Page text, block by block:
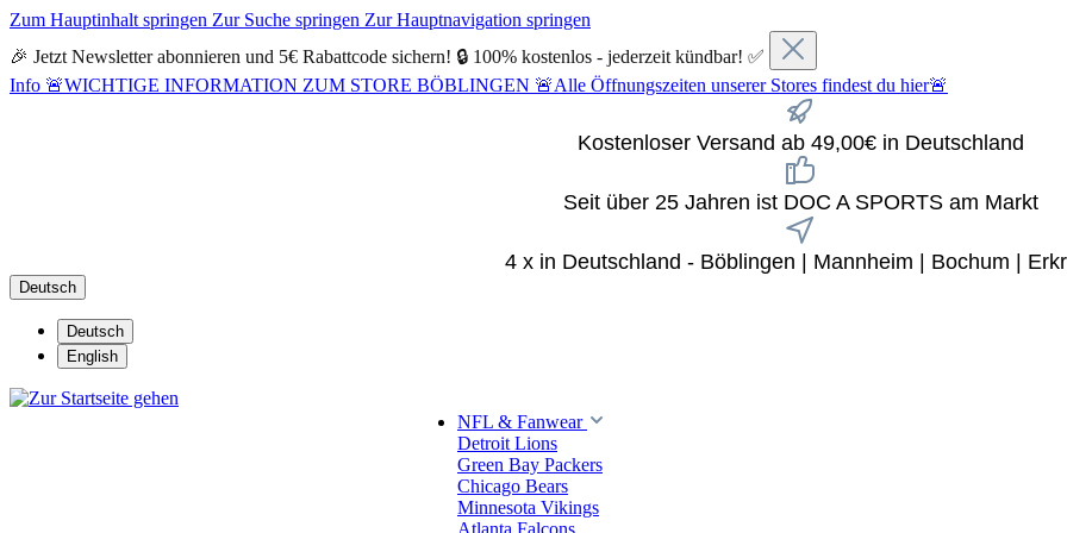
Zum Hauptinhalt springen Zur Suche springen Zur Hauptnavigation springen
🎉 Jetzt Newsletter abonnieren und 5€ Rabattcode sichern! 🔒 100% kostenlos - jederzeit kündbar! ✅
Info 🚨WICHTIGE INFORMATION ZUM STORE BÖBLINGEN 🚨Alle Öffnungszeiten unserer Stores findest du hier🚨
Kostenloser Versand ab 49,00€ in Deutschland
Seit über 25 Jahren ist DOC A SPORTS am Markt
4 x in Deutschland - Böblingen | Mannheim | Bochum |
Deutsch
Deutsch
English
NFL & Fanwear
Detroit Lions
Green Bay Packers
Chicago Bears
Minnesota Vikings
Atlanta Falcons